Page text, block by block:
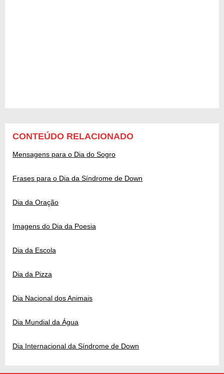
CONTEÚDO RELACIONADO
Mensagens para o Dia do Sogro
Frases para o Dia da Síndrome de Down
Dia da Oração
Imagens do Dia da Poesia
Dia da Escola
Dia da Pizza
Dia Nacional dos Animais
Dia Mundial da Água
Dia Internacional da Síndrome de Down